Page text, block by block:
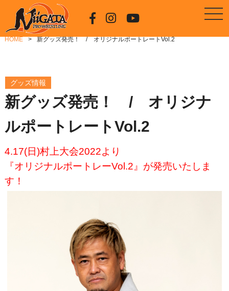
HOME 新グッズ発売！ / オリジナルポートレートVol.2
グッズ情報
新グッズ発売！ / オリジナ
ルポートレートVol.2
4.17(日)村上大会2022より
『オリジナルポートレーVol.2』が発売いたしま
す！